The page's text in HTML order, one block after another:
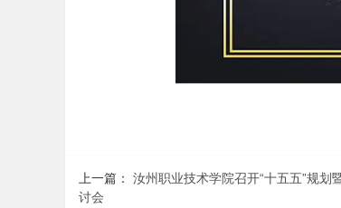
上一篇： 汝州职业技术学院召开“十五五”规划
讨会